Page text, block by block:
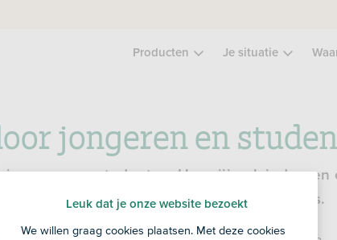
Producten Je situatie
jongeren en
jongeren en studenten. Hoor jij ook iedereen
de risico’s. Test hier je kennis en lees tips.
Leuk dat je onze website bezoekt
We willen graag cookies plaatsen. Met deze cookies